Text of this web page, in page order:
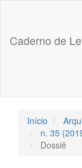
Caderno de
Início
n. 35
Dossiê